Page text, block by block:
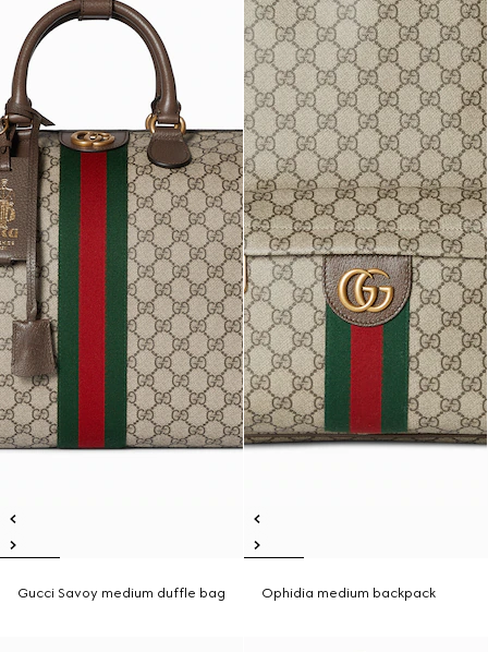
Gucci Savoy medium duffle bag Ophidia medium backpack